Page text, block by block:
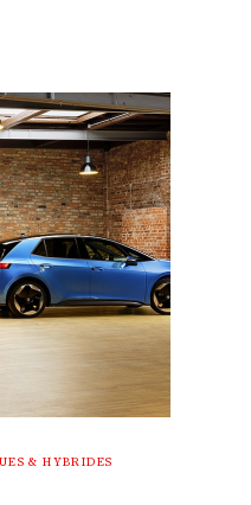
& HYBRIDES